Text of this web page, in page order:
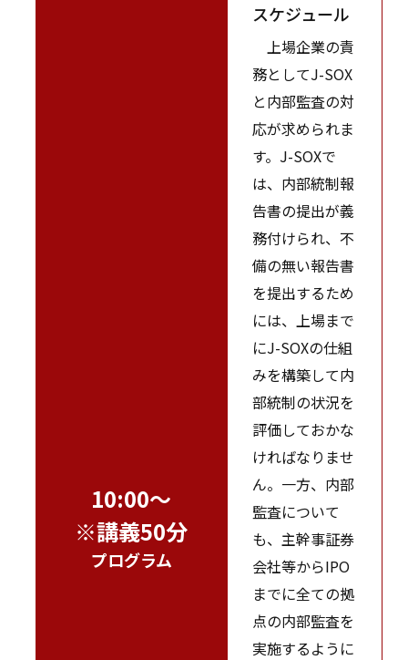
10:00～
※講義50分
プログラム
スケジュール
上場企業の責
務としてJ-SOX
と内部監査の対
応が求められま
す。J-SOXで
は、内部統制報
告書の提出が義
務付けられ、不
備の無い報告書
を提出するため
には、上場まで
にJ-SOXの仕組
みを構築して内
部統制の状況を
評価しておかな
ければなりませ
ん。一方、内部
監査について
も、主幹事証券
会社等からIPO
までに全ての拠
点の内部監査を
実施するように